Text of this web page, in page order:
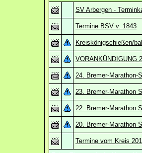
SV Arbergen -
Termine BSV v. 1843
Kreiskönigschießen/ball
VORANKÜNDIGUNG
24. Bremer-Marathon-
23. Bremer-Marathon
22. Bremer-Marathon
20. Bremer-Marathon
Termine vom Kreis